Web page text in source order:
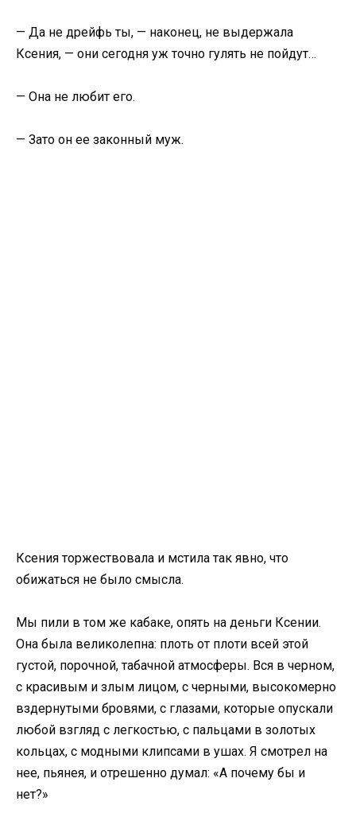
— Да не дрейфь ты, — наконец, не выдержала
Ксения, — они сегодня уж точно гулять не пойдут…
— Она не любит его.
— Зато он ее законный муж.
Ксения торжествовала и мстила так явно, что
обижаться не было смысла.
Мы пили в том же кабаке, опять на деньги Ксении.
Она была великолепна: плоть от плоти всей этой
густой, порочной, табачной атмосферы. Вся в черном,
с красивым и злым лицом, с черными, высокомерно
вздернутыми бровями, с глазами, которые опускали
любой взгляд с легкостью, с пальцами в золотых
кольцах, с модными клипсами в ушах. Я смотрел на
нее, пьянея, и отрешенно думал: «А почему бы и
нет?»